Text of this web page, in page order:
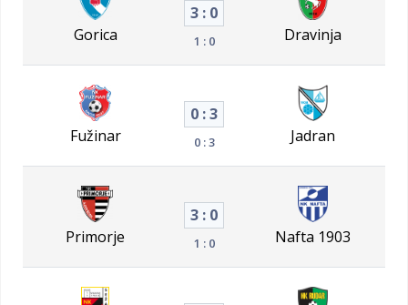
Gorica
3 : 0
1 : 0 Dravinja
Fužinar
0 : 3
0 : 3 Jadran
Primorje
3 : 0
1 : 0 Nafta 1903